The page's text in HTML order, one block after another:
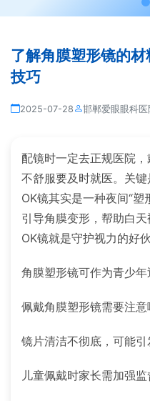
了解角膜塑形镜的
技巧
2025-07-28 邯郸爱眼眼科医
配镜时一定去正规医院
不舒服要及时就医。关键
OK镜其实是一种夜间“
引导角膜变形，帮助白
OK镜就是守护视力的好伙
角膜塑形镜可作为青少年
佩戴角膜塑形镜需要注意
镜片清洁不彻底，可能引
儿童佩戴时家长需加强监